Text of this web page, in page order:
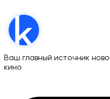
Ваш главный источник
кино